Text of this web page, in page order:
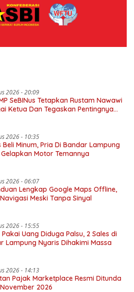
2026 - 20:09
SeBINus Tetapkan Rustam Nawawi
Ketua Dan Tegaskan Pentingnya
2026 - 10:35
Beli Minum, Pria Di Bandar Lampung
Motor Temannya
2026 - 06:07
Lengkap Google Maps Offline,
Meski Tanpa Sinyal
2026 - 15:55
Pakai Uang Diduga Palsu, 2 Sales di
Lampung Nyaris Dihakimi Massa
2026 - 14:13
Pajak Marketplace Resmi Ditunda
2026